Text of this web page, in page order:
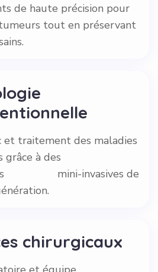
de haute précision pour
tout en préservant
sains.
et traitement des maladies
grâce à des
mini-invasives de
chirurgicaux